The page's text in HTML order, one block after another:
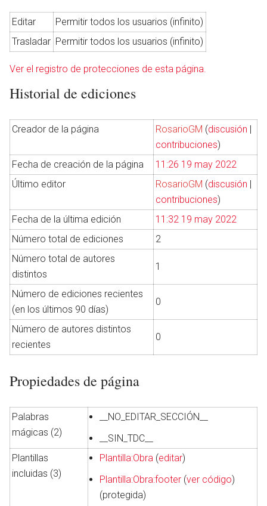
Editar
Permitir todos los usuarios (infinito)
Trasladar Permitir todos los usuarios (infinito)
Ver el registro de protecciones de esta página.
Historial de ediciones
Creador de la página RosarioGM (discusión |
contribuciones)
Fecha de creación de la página
11:26 19 may 2022
Último editor
RosarioGM (discusión |
contribuciones)
Fecha de la última edición
11:32 19 may 2022
Número total de ediciones
2
Número total de autores
distintos
1
Número de ediciones recientes
(en los últimos 90 días)
0
Número de autores distintos
recientes
0
Propiedades de página
Palabras
mágicas (2)
__NO_EDITAR_SECCIÓN__
__SIN_TDC__
Plantillas
incluidas (3)
Plantilla:Obra (editar)
Plantilla:Obra:footer (ver código)
(protegida)